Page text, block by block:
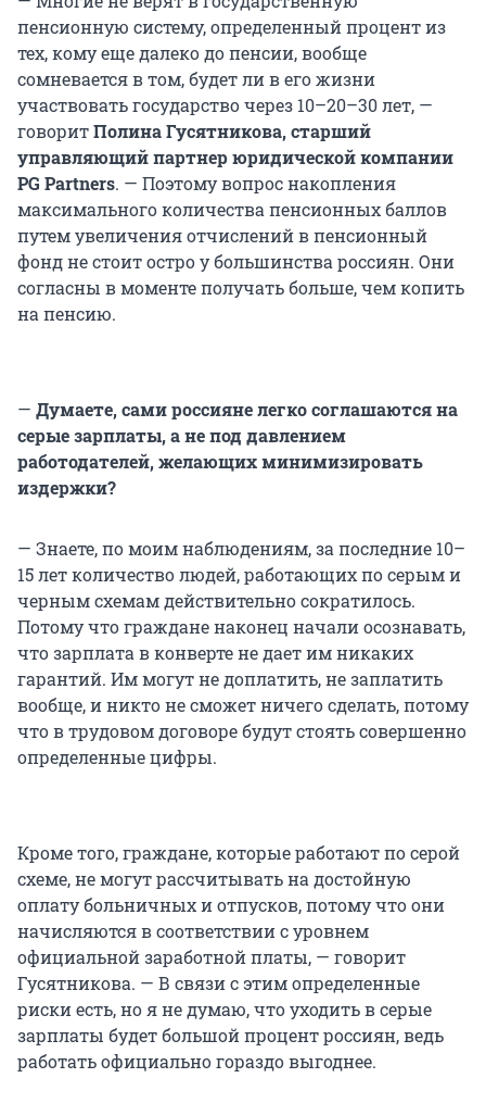
пенсионную систему, определенный процент из
тех, кому еще далеко до пенсии, вообще
сомневается в том, будет ли в его жизни
участвовать государство через 10–20–30 лет, —
говоритПолина Гусятникова, старший
управляющий партнер юридической компании
PG Partners. — Поэтому вопрос накопления
максимального количества пенсионных баллов
путем увеличения отчислений в пенсионный
фонд не стоит остро у большинства россиян. Они
согласны в моменте получать больше, чем копить
на пенсию.
— Думаете, сами россияне легко соглашаются на
серые зарплаты, а не под давлением
работодателей, желающих минимизировать
издержки?
— Знаете, по моим наблюдениям, за последние 10–
15 лет количество людей, работающих по серым и
черным схемам действительно сократилось.
Потому что граждане наконец начали осознавать,
что зарплата в конверте не дает им никаких
гарантий. Им могут не доплатить, не заплатить
вообще, и никто не сможет ничего сделать, потому
что в трудовом договоре будут стоять совершенно
определенные цифры.
Кроме того, граждане, которые работают по серой
схеме, не могут рассчитывать на достойную
оплату больничных и отпусков, потому что они
начисляются в соответствии с уровнем
официальной заработной платы, — говорит
Гусятникова. — В связи с этим определенные
риски есть, но я не думаю, что уходить в серые
зарплаты будет большой процент россиян, ведь
работать официально гораздо выгоднее.